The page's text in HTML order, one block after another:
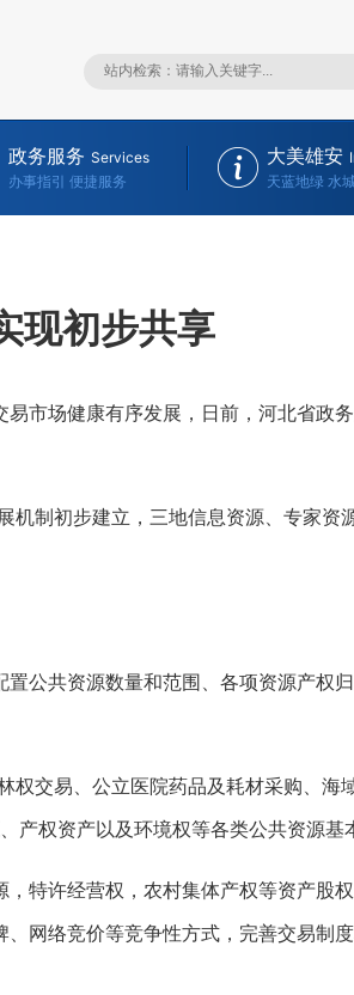
政务服务 Services
办事指引 便捷服务
大美雄安
天蓝地绿 水
现初步共享
市场健康有序发展，日前，河北省政
制初步建立，三地信息资源、专家资
公共资源数量和范围、各项资源产权
交易、公立医院药品及耗材采购、海
权资产以及环境权等各类公共资源基
特许经营权，农村集体产权等资产股
网络竞价等竞争性方式，完善交易制